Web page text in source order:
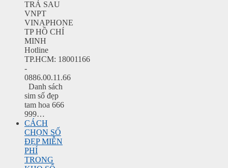
TRẢ SAU
VNPT
VINAPHONE
TP HỒ CHÍ
MINH
Hotline
TP.HCM: 18001166
-
0886.00.11.66
Danh sách
sim số đẹp
tam hoa 666
999…
CÁCH
CHỌN SỐ
ĐẸP MIỄN
PHÍ
TRONG